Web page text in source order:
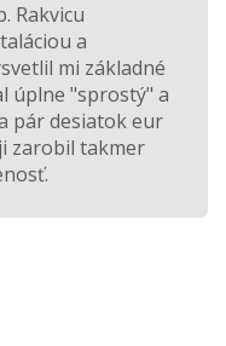
Rakvicu
a
mi základné
úplne "sprostý" a
pár desiatok eur
zarobil takmer